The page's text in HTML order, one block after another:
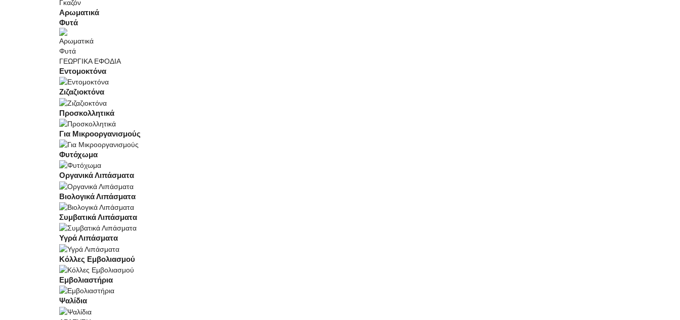
Αρωματικά
Φυτά
ΓΕΩΡΓΙΚΑ ΕΦΟΔΙΑ
Εντομοκτόνα
Ζιζαζιοκτόνα
Προσκολλητικά
Για Μικροοργανισμούς
Φυτόχωμα
Οργανικά Λιπάσματα
Βιολογικά Λιπάσματα
Συμβατικά Λιπάσματα
Υγρά Λιπάσματα
Κόλλες Εμβολιασμού
Εμβολιαστήρια
Ψαλίδια